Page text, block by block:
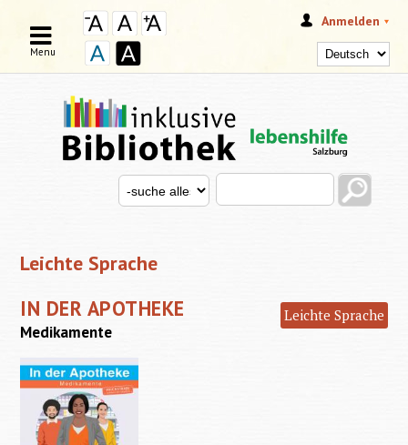
Anmelden
SUCHFORMULAR
Search this site
Search for
Menu
Leichte Sprache
IN DER APOTHEKE Leichte Sprache
Medikamente